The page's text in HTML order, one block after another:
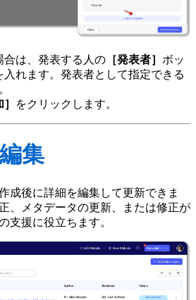
合は、発表する人の ［発表者］ ボッ
入れます。発表者として指定できる
をクリックします。
集
成後に詳細を編集して更新できま
、メタデータの更新、または修正が
支援に役立ちます。